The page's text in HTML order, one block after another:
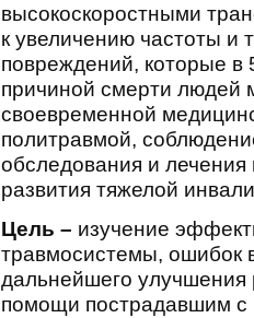
высокоскоростными
к увеличению частоты и
повреждений, которые в
причиной смерти людей
своевременной
политравмой,
обследования и лечения
развития тяжелой
Цель – изучение
травмосистемы, ошибок
дальнейшего улучшения
помощи пострадавшим с